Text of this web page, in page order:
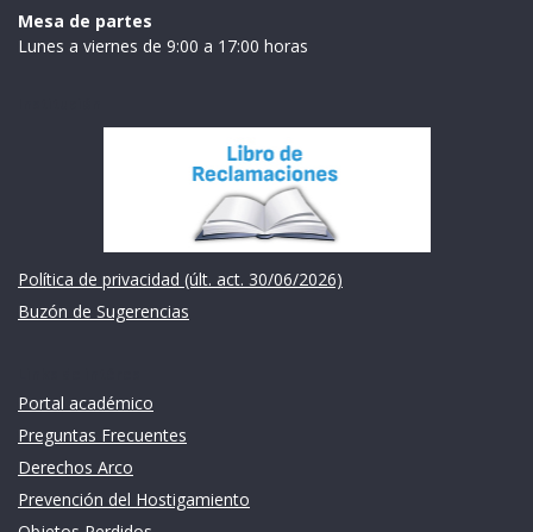
Mesa de partes
Lunes a viernes de 9:00 a 17:00 horas
Política de privacidad (últ. act. 30/06/2026)
Buzón de Sugerencias
Portal académico
Preguntas Frecuentes
Derechos Arco
Prevención del Hostigamiento